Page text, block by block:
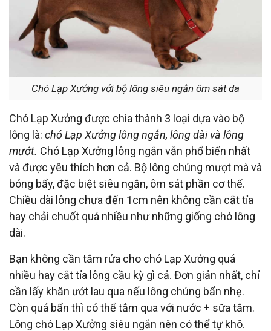
Chó Lạp Xưởng với bộ lông siêu ngắn ôm sát da
Chó Lạp Xưởng được chia thành 3 loại dựa vào bộ
lông là: chó Lạp Xưởng lông ngắn, lông dài và lông
mướt. Chó Lạp Xưởng lông ngắn vẫn phổ biến nhất
và được yêu thích hơn cả. Bộ lông chúng mượt mà và
bóng bẩy, đặc biệt siêu ngắn, ôm sát phần cơ thể.
Chiều dài lông chưa đến 1cm nên không cần cắt tỉa
hay chải chuốt quá nhiều như những giống chó lông
dài.
Bạn không cần tắm rửa cho chó Lạp Xưởng quá
nhiều hay cắt tỉa lông cầu kỳ gì cả. Đơn giản nhất, chỉ
cần lấy khăn ướt lau qua nếu lông chúng bẩn nhẹ.
Còn quá bẩn thì có thể tắm qua với nước + sữa tắm.
Lông chó Lạp Xưởng siêu ngắn nên có thể tự khô.